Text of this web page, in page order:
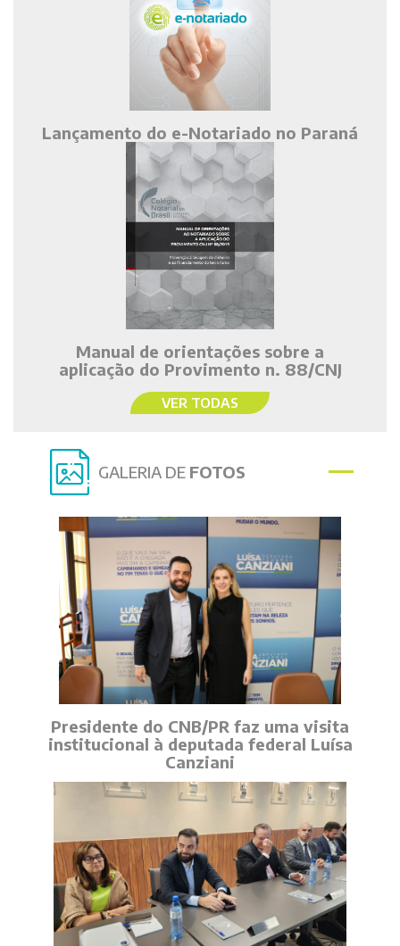
Lançamento do e-Notariado no Paraná
Manual de orientações sobre a
aplicação do Provimento n. 88/CNJ
VER TODAS
GALERIA DE FOTOS
Presidente do CNB/PR faz uma visita
institucional à deputada federal Luísa
Canziani